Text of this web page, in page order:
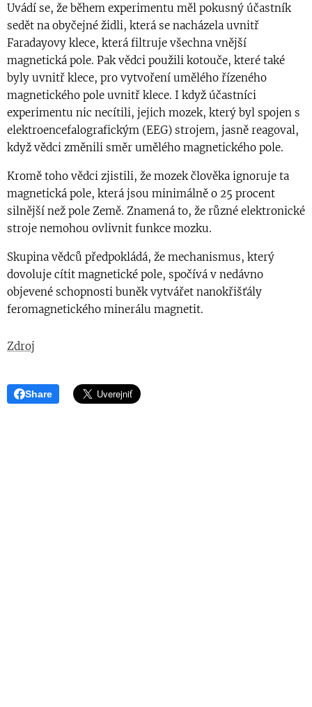
Uvádí se, že během experimentu měl pokusný účastník
sedět na obyčejné židli, která se nacházela uvnitř
Faradayovy klece, která filtruje všechna vnější
magnetická pole. Pak vědci použili kotouče, které také
byly uvnitř klece, pro vytvoření umělého řízeného
magnetického pole uvnitř klece. I když účastníci
experimentu nic necítili, jejich mozek, který byl spojen s
elektroencefalografickým (EEG) strojem, jasně reagoval,
když vědci změnili směr umělého magnetického pole.
Kromě toho vědci zjistili, že mozek člověka ignoruje ta
magnetická pole, která jsou minimálně o 25 procent
silnější než pole Země. Znamená to, že různé elektronické
stroje nemohou ovlivnit funkce mozku.
Skupina vědců předpokládá, že mechanismus, který
dovoluje cítit magnetické pole, spočívá v nedávno
objevené schopnosti buněk vytvářet nanokřišťály
feromagnetického minerálu magnetit.
Zdroj
Share